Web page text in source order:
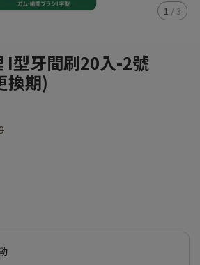
1 / 3
I型牙間刷20入-2號
換期)